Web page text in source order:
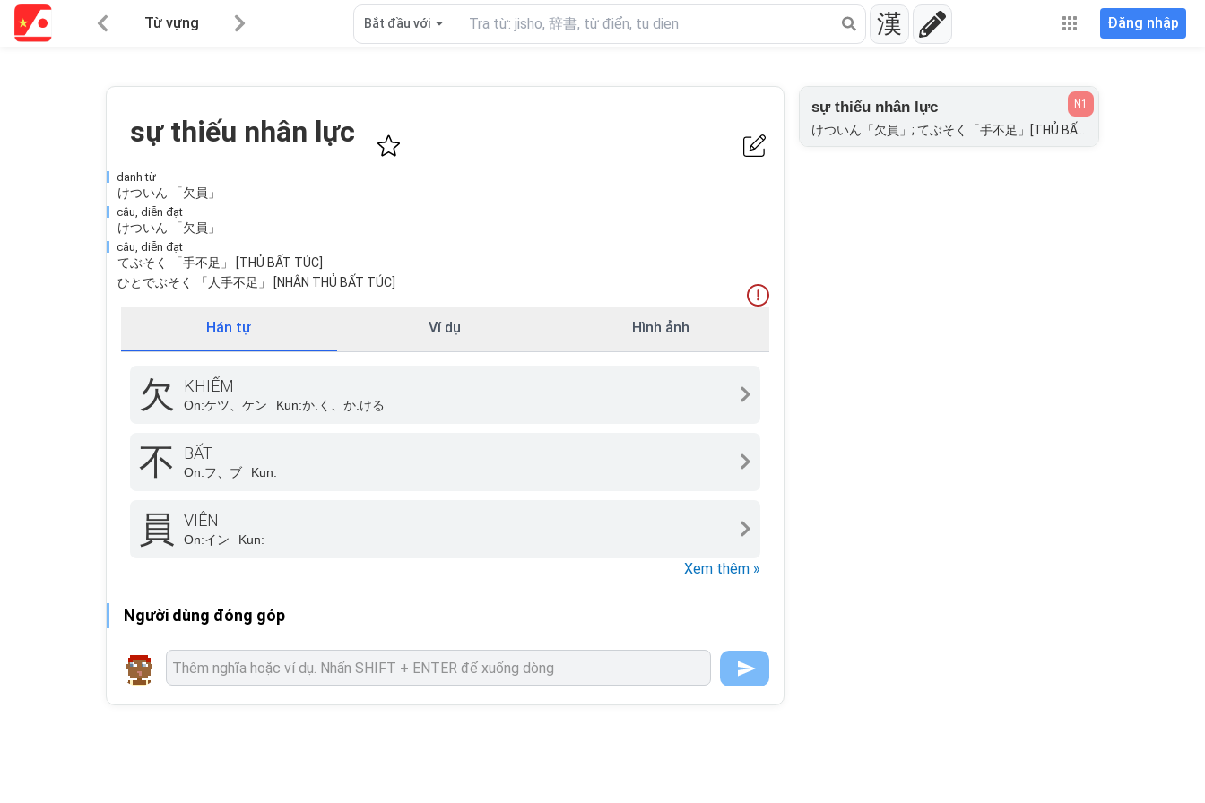
Từ vựng 漢
Bắt đầu với Đăng nhập
sự thiếu nhân lực
danh từ
けついん 「欠員」
câu, diễn đạt
けついん 「欠員」
câu, diễn đạt
てぶそく 「手不足」 [THỦ BẤT TÚC]
ひとでぶそく 「人手不足」 [NHÂN THỦ BẤT TÚC]
Hán tự Ví dụ Hình ảnh
欠 KHIẾM
On:ケツ、ケン Kun:か.く、か.ける
不 BẤT
On:フ、ブ Kun:
員 VIÊN
On:イン Kun:
Xem thêm »
Người dùng đóng góp
sự thiếu nhân lực
けついん「欠員」; てぶそく「手不足」[THỦ BẤT TÚC]; ひとでぶそく「人手不足」[NHÂN THỦ BẤT TÚC];
N1